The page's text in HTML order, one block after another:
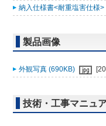
納入仕様書<耐重塩害仕様
製品画像
外観写真 (690KB)
技術・工事マニュ